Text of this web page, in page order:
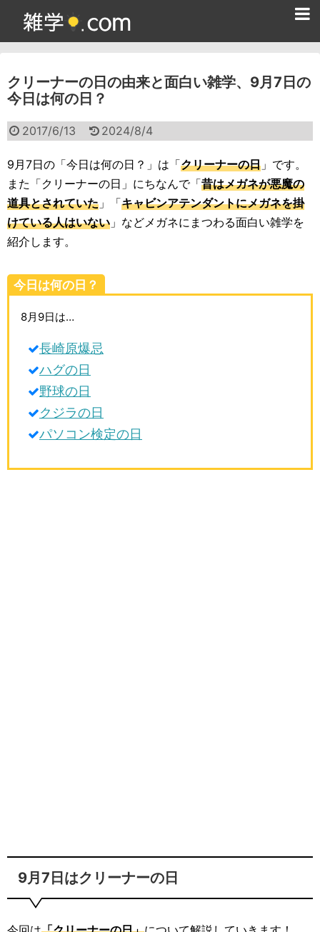
クリーナーの日の由来と面白い雑学、9月7日の
今日は何の日？
2017/6/13 2024/8/4
9月7日の「今日は何の日？」は「クリーナーの日 」です。
また「クリーナーの日」にちなんで「昔はメガネが悪魔の
道具とされていた 」「キャビンアテンダントにメガネを掛
けている人はいない 」などメガネにまつわる面白い雑学を
紹介します。
今日は何の日？
8月9日は…
長崎原爆忌
ハグの日
野球の日
クジラの日
パソコン検定の日
9月7日はクリーナーの日
雑学クイズ問題集
面白い雑学
ためになる雑学
スポーツ雑学
食べ物雑学
動物雑学
サイト情報